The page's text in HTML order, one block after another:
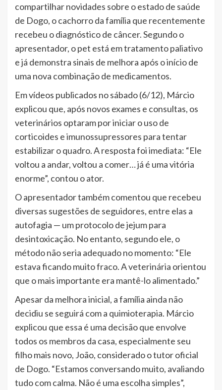
compartilhar novidades sobre o estado de saúde
de Dogo, o cachorro da família que recentemente
recebeu o diagnóstico de câncer. Segundo o
apresentador, o pet está em tratamento paliativo
e já demonstra sinais de melhora após o início de
uma nova combinação de medicamentos.
Em vídeos publicados no sábado (6/12), Márcio
explicou que, após novos exames e consultas, os
veterinários optaram por iniciar o uso de
corticoides e imunossupressores para tentar
estabilizar o quadro. A resposta foi imediata: “Ele
voltou a andar, voltou a comer… já é uma vitória
enorme”, contou o ator.
O apresentador também comentou que recebeu
diversas sugestões de seguidores, entre elas a
autofagia — um protocolo de jejum para
desintoxicação. No entanto, segundo ele, o
método não seria adequado no momento: “Ele
estava ficando muito fraco. A veterinária orientou
que o mais importante era mantê-lo alimentado.”
Apesar da melhora inicial, a família ainda não
decidiu se seguirá com a quimioterapia. Márcio
explicou que essa é uma decisão que envolve
todos os membros da casa, especialmente seu
filho mais novo, João, considerado o tutor oficial
de Dogo. “Estamos conversando muito, avaliando
tudo com calma. Não é uma escolha simples”,